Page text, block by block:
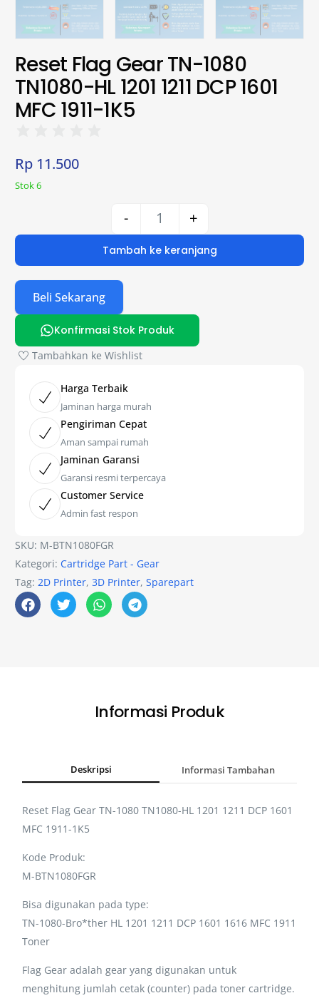
Reset Flag Gear TN-1080
TN1080-HL 1201 1211 DCP 1601
MFC 1911-1K5
Rp 11.500
Stok 6
- +
Tambah ke keranjang
Beli Sekarang
Konfirmasi Stok Produk
Tambahkan ke Wishlist
Harga Terbaik
Jaminan harga murah
Pengiriman Cepat
Aman sampai rumah
Jaminan Garansi
Garansi resmi terpercaya
Customer Service
Admin fast respon
SKU: M-BTN1080FGR
Kategori: Cartridge Part - Gear
Tag:2D Printer,3D Printer,Sparepart
Informasi Produk
Deskripsi Informasi Tambahan
Reset Flag Gear TN-1080 TN1080-HL 1201 1211 DCP 1601
MFC 1911-1K5
Kode Produk:
M-BTN1080FGR
Bisa digunakan pada type:
TN-1080-Bro*ther HL 1201 1211 DCP 1601 1616 MFC 1911
Toner
Flag Gear adalah gear yang digunakan untuk
menghitung jumlah cetak (counter) pada toner cartridge.